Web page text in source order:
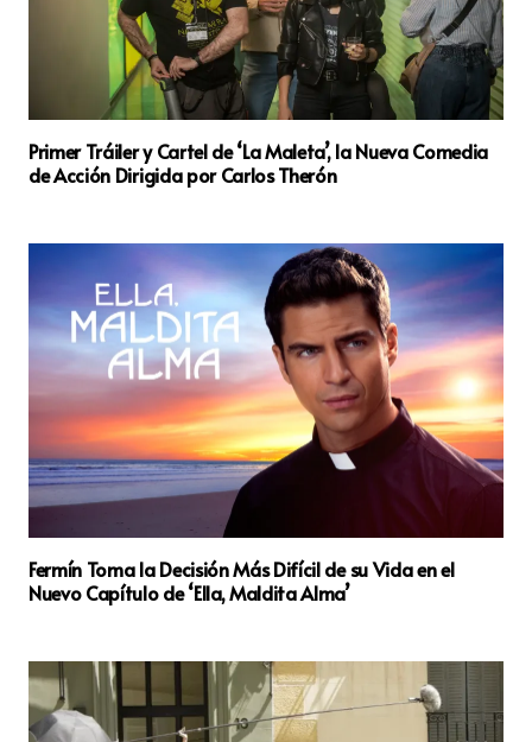
Primer Tráiler y Cartel de ‘La Maleta’, la Nueva Comedia
de Acción Dirigida por Carlos Therón
Fermín Toma la Decisión Más Difícil de su Vida en el
Nuevo Capítulo de ‘Ella, Maldita Alma’